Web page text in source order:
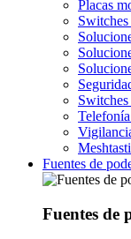
Placas
Fuentes de
Fuentes de